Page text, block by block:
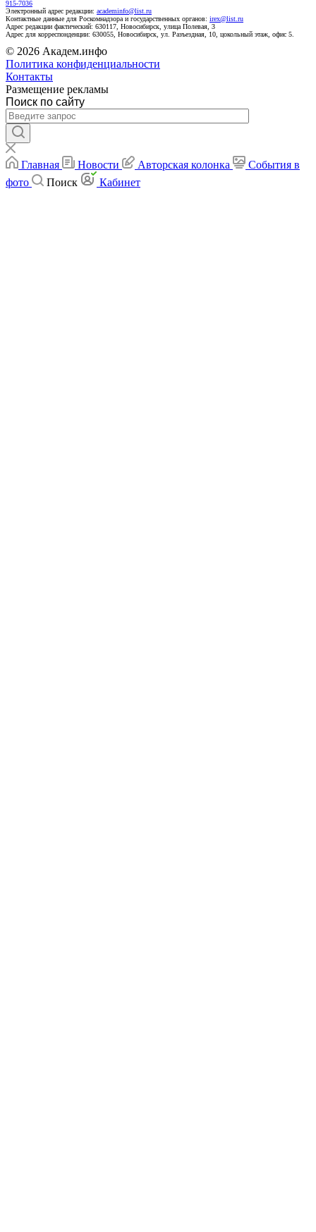
915-7036
Электронный адрес редакции: academinfo@list.ru
Контактные данные для Роскомнадзора и государственных органов: irex@list.ru
Адрес редакции фактический: 630117, Новосибирск, улица Полевая, 3
Адрес для корреспонденции: 630055, Новосибирск, ул. Разъездная, 10, цокольный этаж, офис 5.
© 2026 Академ.инфо
Политика конфиденциальности
Контакты
Размещение рекламы
Поиск по сайту
Главная Новости Авторская колонка
События в
фото
Поиск Кабинет